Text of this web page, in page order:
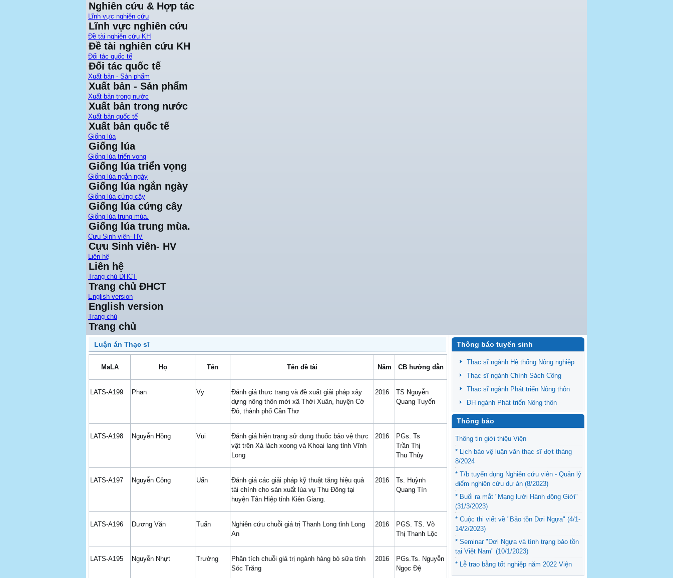
Nghiên cứu & Hợp tác
Lĩnh vực nghiên cứu
Lĩnh vực nghiên cứu
Đề tài nghiên cứu KH
Đề tài nghiên cứu KH
Đối tác quốc tế
Đối tác quốc tế
Xuất bản - Sản phẩm
Xuất bản - Sản phẩm
Xuất bản trong nước
Xuất bản trong nước
Xuất bản quốc tế
Xuất bản quốc tế
Giống lúa
Giống lúa
Giống lúa triển vọng
Giống lúa triển vọng
Giống lúa ngắn ngày
Giống lúa ngắn ngày
Giống lúa cứng cây
Giống lúa cứng cây
Giống lúa trung mùa.
Giống lúa trung mùa.
Cựu Sinh viên- HV
Cựu Sinh viên- HV
Liên hệ
Liên hệ
Trang chủ ĐHCT
Trang chủ ĐHCT
English version
English version
Trang chủ
Trang chủ
Luận án Thạc sĩ
MaLA Họ Tên Tên đề tài Năm CB hướng dẫn
LATS-A199 Phan Vy
Đánh giá thực trạng và đề xuất giải pháp xây
dựng nông thôn mới xã Thới Xuân, huyện Cờ
Đỏ, thành phố Cần Thơ
2016
TS Nguyễn
Quang Tuyến
LATS-A198 Nguyễn Hồng Vui
Đánh giá hiện trạng sử dụng thuốc bảo vệ thực
vật trên Xà lách xoong và Khoai lang tỉnh Vĩnh
Long
2016
PGs. Ts
Trần Thị
Thu Thủy
LATS-A197 Nguyễn Công Uẩn
Đánh giá các giải pháp kỹ thuật tăng hiệu quả
tài chính cho sản xuất lúa vụ Thu Đông tại
huyện Tân Hiệp tỉnh Kiên Giang.
2016
Ts. Huỳnh
Quang Tín
LATS-A196 Dương Văn Tuấn
Nghiên cứu chuỗi giá trị Thanh Long tỉnh Long
An
2016
PGS. TS. Võ
Thị Thanh Lộc
LATS-A195 Nguyễn Nhựt Trường
Phân tích chuỗi giá trị ngành hàng bò sữa tỉnh
Sóc Trăng
2016
PGs.Ts. Nguyễn
Ngọc Đệ
Thông báo tuyển sinh
Thạc sĩ ngành Hệ thống Nông nghiệp
Thạc sĩ ngành Chính Sách Công
Thạc sĩ ngành Phát triển Nông thôn
ĐH ngành Phát triển Nông thôn
Thông báo
Thông tin giới thiệu Viện
* Lịch bảo vệ luận văn thạc sĩ đợt tháng
8/2024
* T/b tuyển dụng Nghiên cứu viên - Quản lý
điểm nghiên cứu dự án (8/2023)
* Buổi ra mắt "Mạng lưới Hành động Giới"
(31/3/2023)
* Cuộc thi viết về "Bảo tồn Dơi Ngựa" (4/1-
14/2/2023)
* Seminar "Dơi Ngựa và tình trạng bảo tồn
tại Việt Nam" (10/1/2023)
* Lễ trao bằng tốt nghiệp năm 2022 Viện
Nghiên cứu Phát triển ĐBSCL (12/9/2022)